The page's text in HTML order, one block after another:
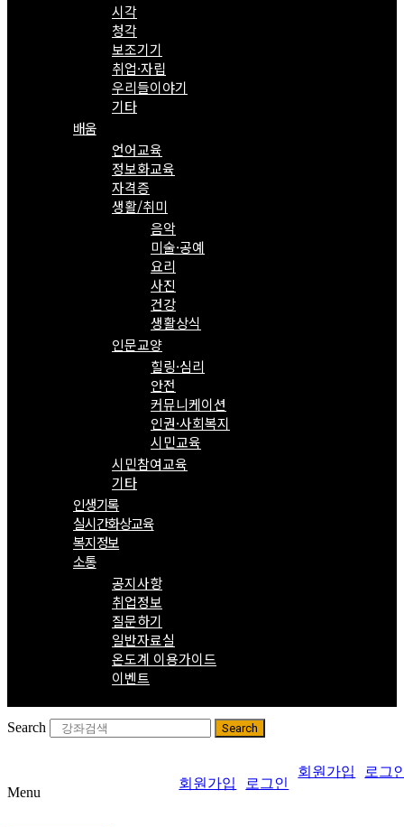
시각
청각
보조기기
취업·자립
우리들이야기
기타
배움
언어교육
정보화교육
자격증
생활/취미
음악
미술·공예
요리
사진
건강
생활상식
인문교양
힐링·심리
안전
커뮤니케이션
인권·사회복지
시민교육
시민참여교육
기타
인생기록
실시간화상교육
복지정보
소통
공지사항
취업정보
질문하기
일반자료실
온도계 이용가이드
이벤트
Search Search
회원가입 로그
회원가입 로그인
Menu